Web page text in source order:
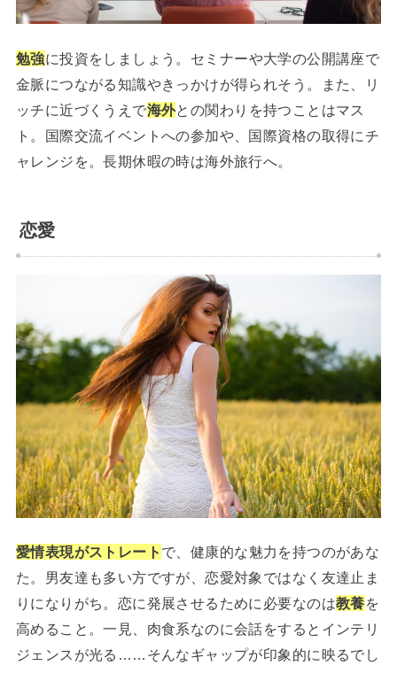
勉強に投資をしましょう。セミナーや大学の公開講座で
金脈につながる知識やきっかけが得られそう。また、リ
ッチに近づくうえで海外との関わりを持つことはマス
ト。国際交流イベントへの参加や、国際資格の取得にチ
ャレンジを。長期休暇の時は海外旅行へ。
恋愛
愛情表現がストレート で、健康的な魅力を持つのがあな
た。男友達も多い方ですが、恋愛対象ではなく友達止ま
りになりがち。恋に発展させるために必要なのは教養を
高めること。一見、肉食系なのに会話をするとインテリ
ジェンスが光る……そんなギャップが印象的に映るでし